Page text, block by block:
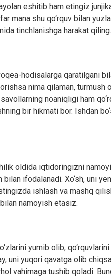
eshitib ham etingiz
mana shu qo‘rquv bilan
tinchlanishga harakat qiling.
hodisalarga qaratilgani
nima qilaman, turmush
noaniqligi ham
bir hikmati bor. Ishdan
oldida iqtidoringizni
ifodalanadi. Xo‘sh, uni
ishlash va mashq
namoyish etasiz.
yumib olib,
uni yuqori qavatga olib
vahimaga tushib qoladi.